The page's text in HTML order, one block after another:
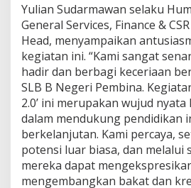
Yulian Sudarmawan selaku
General Services, Finance &
Head, menyampaikan
kegiatan ini. “Kami sangat
hadir dan berbagi keceriaan
SLB B Negeri Pembina.
2.0’ ini merupakan wujud
dalam mendukung pendidikan
berkelanjutan. Kami percaya,
potensi luar biasa, dan melalui
mereka dapat
mengembangkan bakat dan